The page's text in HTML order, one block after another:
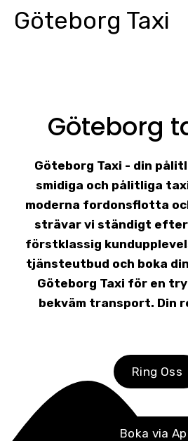
SkipGöteborg Taxi
Göteborg
Göteborg Taxi - din
smidiga och pålitliga
moderna fordonsflotta
strävar vi ständigt
förstklassig
tjänsteutbud och boka
Göteborg Taxi för en
bekväm transport. Din
Ring Oss
Boka via